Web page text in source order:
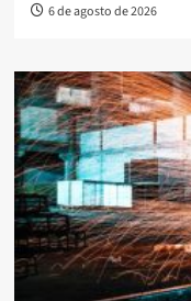
6 de agosto de 2026